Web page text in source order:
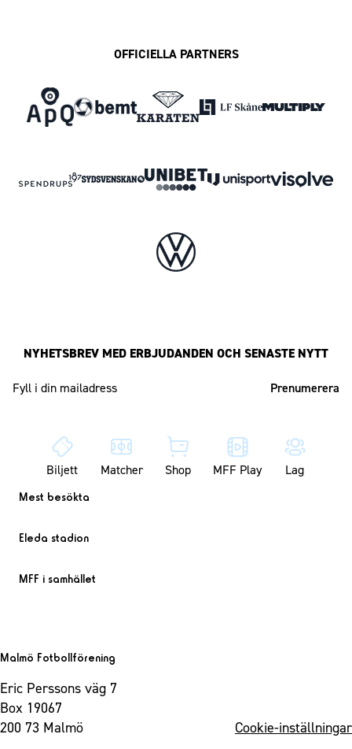
OFFICIELLA PARTNERS
NYHETSBREV MED ERBJUDANDEN OCH SENASTE NYTT
Biljett Matcher Shop MFF Play Lag
Mest besökta
Eleda stadion
MFF i samhället
Malmö Fotbollförening
Eric Perssons väg 7
Box 19067
200 73 Malmö
Cookie-inställningar